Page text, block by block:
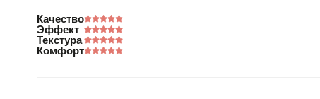
Качество
Эффект
Текстура
Комфорт